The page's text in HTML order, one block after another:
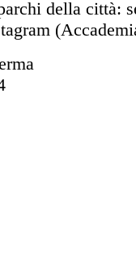
della città: